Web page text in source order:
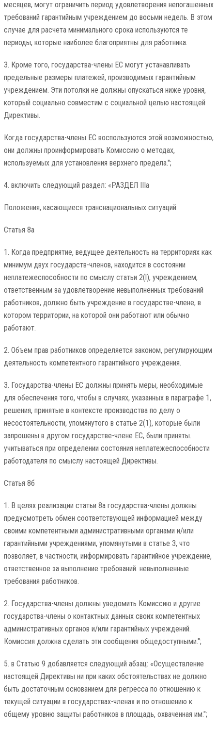
месяцев, могут ограничить период удовлетворения непогашенных
требований гарантийным учреждением до восьми недель. В этом
случае для расчета минимального срока используются те
периоды, которые наиболее благоприятны для работника.
3. Кроме того, государства-члены ЕС могут устанавливать
предельные размеры платежей, производимых гарантийным
учреждением. Эти потолки не должны опускаться ниже уровня,
который социально совместим с социальной целью настоящей
Директивы.
Когда государства-члены ЕС воспользуются этой возможностью,
они должны проинформировать Комиссию о методах,
используемых для установления верхнего предела.";
4. включить следующий раздел: «РАЗДЕЛ IIIa
Положения, касающиеся транснациональных ситуаций
Статья 8а
1. Когда предприятие, ведущее деятельность на территориях как
минимум двух государств-членов, находится в состоянии
неплатежеспособности по смыслу статьи 2(l), учреждением,
ответственным за удовлетворение невыполненных требований
работников, должно быть учреждение в государстве-члене, в
котором территории, на которой они работают или обычно
работают.
2. Объем прав работников определяется законом, регулирующим
деятельность компетентного гарантийного учреждения.
3. Государства-члены ЕС должны принять меры, необходимые
для обеспечения того, чтобы в случаях, указанных в параграфе 1,
решения, принятые в контексте производства по делу о
несостоятельности, упомянутого в статье 2(1), которые были
запрошены в другом государстве-члене ЕС, были приняты.
учитываться при определении состояния неплатежеспособности
работодателя по смыслу настоящей Директивы.
Статья 8б
1. В целях реализации статьи 8а государства-члены должны
предусмотреть обмен соответствующей информацией между
своими компетентными административными органами и/или
гарантийными учреждениями, упомянутыми в статье 3, что
позволяет, в частности, информировать гарантийное учреждение,
ответственное за выполнение требований. невыполненные
требования работников.
2. Государства-члены должны уведомить Комиссию и другие
государства-члены о контактных данных своих компетентных
административных органов и/или гарантийных учреждений.
Комиссия должна сделать эти сообщения общедоступными.";
5. в Статью 9 добавляется следующий абзац: «Осуществление
настоящей Директивы ни при каких обстоятельствах не должно
быть достаточным основанием для регресса по отношению к
текущей ситуации в государствах-членах и по отношению к
общему уровню защиты работников в площадь, охваченная им.";